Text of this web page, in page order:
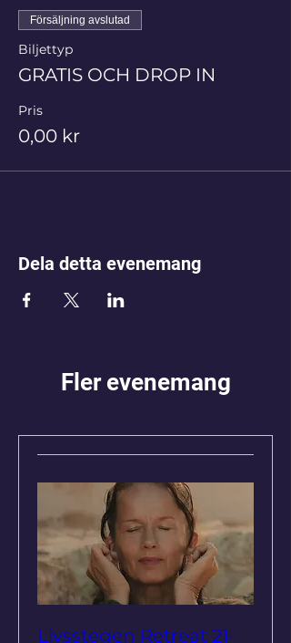
Försäljning avslutad
Biljettyp
GRATIS OCH DROP IN
Pris
0,00 kr
Dela detta evenemang
Fler evenemang
Livsstegen Retreat 21-